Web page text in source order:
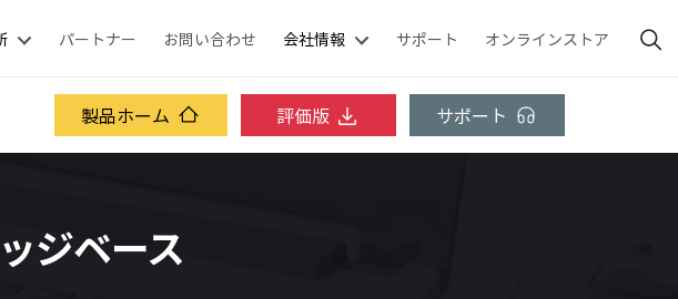
パートナー お問い合わせ 会社情報 サポート オンラインストア
製品ホーム 評価版 サポート
ジベース